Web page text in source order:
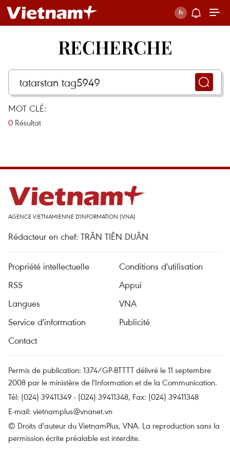
RECHERCHE
MOT CLÉ:
0 Résultat
AGENCE VIETNAMIENNE D'INFORMATION (VNA)
Rédacteur en chef: TRÂN TIÊN DUÂN
Propriété intellectuelle
Conditions d'utilisation
RSS
Appui
Langues
VNA
Service d'information
Publicité
Contact
Permis de publication: 1374/GP-BTTTT délivré le 11 septembre
2008 par le ministère de l'Information et de la Communication.
Tél: (024) 39411349 - (024) 39411348, Fax: (024) 39411348
E-mail: vietnamplus@vnanet.vn
© Droits d'auteur du VietnamPlus, VNA. La reproduction sans la
permission écrite préalable est interdite.